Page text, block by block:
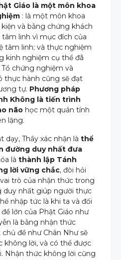
Giáo là một môn khoa
: là một môn khoa
và bằng chứng khách
linh vì mục đích của
tâm linh; và thực nghiệm
kinh nghiệm cụ thể đã
chứng nghiệm và
thực hành cũng sẽ đạt
tự. Phương pháp
Không là tiến trình
não học một quán tính
lặng.
Thầy xác nhận là thể
đường duy nhất đưa
là thành lập Tánh
lời vững chắc, đòi hỏi
trò của nhận thức trong
duy nhất giúp người thực
nhập tức là khi ta và đối
lớn của Phật Giáo như
là bằng nhận thức
đề như Chân Như sẽ
không lời, và có thể được
Nhận thức không lời cũng